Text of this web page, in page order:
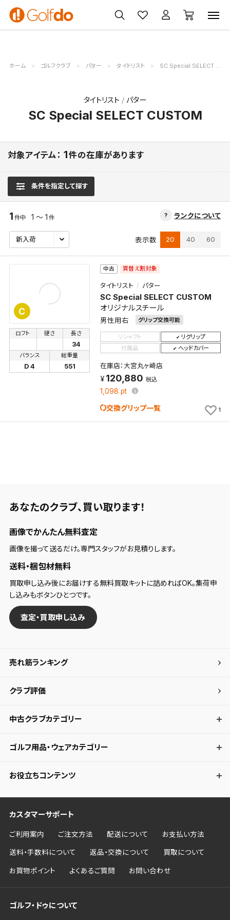
ゴルフ
クラブ
ゴルフ用品
買取
無料査定
クーポン
一覧
ホーム ゴルフクラブ パター タイトリスト SC Special SELECT CUSTOM
タイトリスト パター
SC Special SELECT CUSTOM
対象アイテム： 1件の在庫があります
条件を指定して探す
ランクについて
1 件中 1 ～ 1 件
表示数 20 40 60
C
中古 買替え割対象
タイトリスト パター
SC Special SELECT CUSTOM
オリジナルスチール
男性用右 グリップ交換可能
ロフト 硬さ 長さ
34
バランス
D 4
総重量
551
リシャフト
リグリップ
付属品
ヘッドカバー
在庫店：大宮丸ヶ崎店
120,880 税込
1,098 pt
交換グリップ一覧 1
検索条件を保存
この検索条件をマイページ内「保存検索条件一覧」に
新着通知
新着通知を「する」にすると、この条件に一致する商品
が入荷した際に、メール及びお客様のアカウント内の
「お知らせ」で通知します。
保存された検索条件は変更できません。
条件を変更したい場合は、マイページの「保存検索条
検索条件を保存
これまで保存した検索条件は、マイページの「保存検
索条件一覧」で確認できます。
あなたのクラブ、 買い取ります！
画像でかんたん無料査定
画像を撮って送るだけ。専門スタッフがお見積りします。
送料・梱包材無料
買取申し込み後にお届けする無料買取キットに詰めればOK。集荷申
し込みもボタンひとつです。
査定・買取申し込み
売れ筋ランキング
クラブ評価
中古クラブカテゴリー
ゴルフ用品・ウェアカテゴリー
お役立ちコンテンツ
カスタマーサポート
ご利用案内 ご注文方法 配送について お支払い方法
送料・手数料について 返品・交換について 買取について
お買物ポイント よくあるご質問 お問い合わせ
ゴルフ・ドゥについて